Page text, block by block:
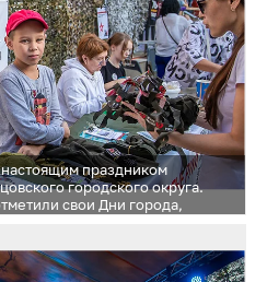
праздником
городского округа.
свои Дни города,